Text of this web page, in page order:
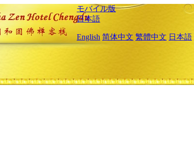
モバイル版
日本語
English 简体中文 繁體中文 日本語